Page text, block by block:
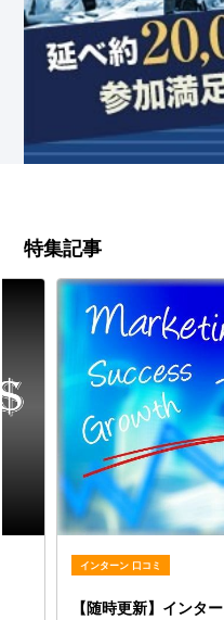
特集記事
インターン 口コミ
【随時更新】インタ